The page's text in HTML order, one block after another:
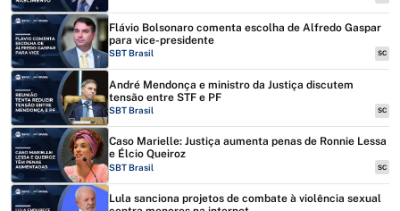
Flávio Bolsonaro comenta escolha de Alfredo Gaspar
para vice-presidente
SBT Brasil SC
André Mendonça e ministro da Justiça discutem
tensão entre STF e PF
SBT Brasil SC
Caso Marielle: Justiça aumenta penas de Ronnie Lessa
e Élcio Queiroz
SBT Brasil SC
Lula sanciona projetos de combate à violência sexual